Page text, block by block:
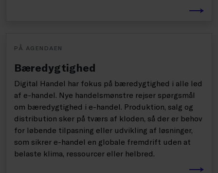
PÅ AGENDAEN
Bæredygtighed
Digital Handel har fokus på bæredygtighed i alle led
af e-handel. Nye handelsmønstre rejser spørgsmål
om bæredygtighed i e-handel. Produktion, salg og
distribution sker på tværs af kloden, så der er behov
for løbende tilpasning eller udvikling af løsninger,
som sikrer e-handel en globale fremdrift uden at
belaste klima, ressourcer eller helbred.